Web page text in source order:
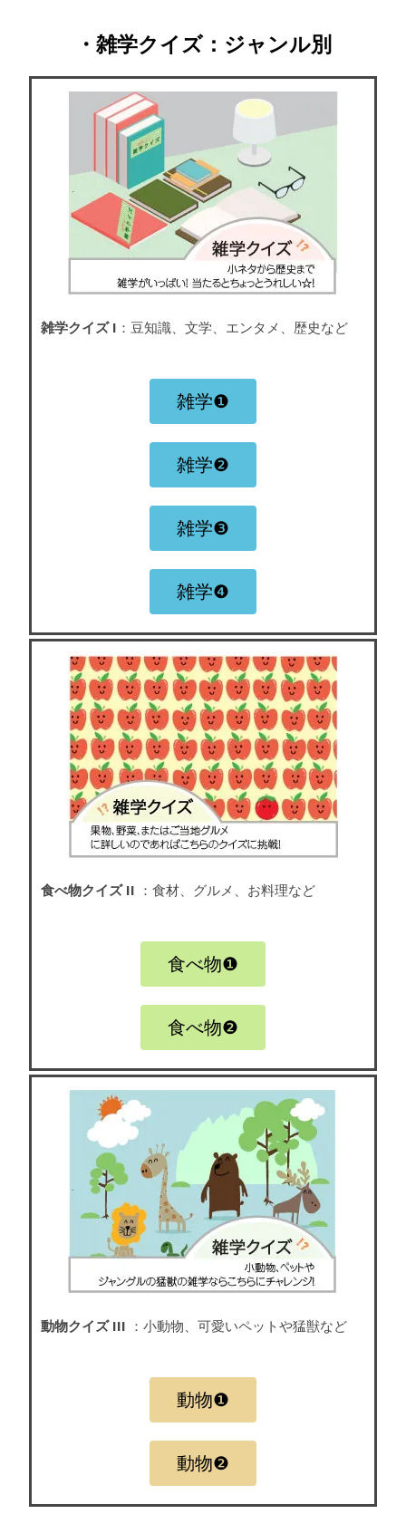
・雑学クイズ：ジャンル別
雑学クイズ I ：豆知識、文学、エンタメ、歴史など
雑学❶
雑学❷
雑学❸
雑学❹
食べ物クイズ II ：食材、グルメ、お料理など
食べ物❶
食べ物❷
動物クイズ III ：小動物、可愛いペットや猛獣など
動物❶
動物❷